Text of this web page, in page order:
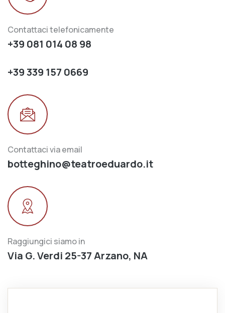
Contattaci telefonicamente
+39 081 014 08 98
+39 339 157 0669
Contattaci via email
botteghino@teatroeduardo.it
Raggiungici siamo in
Via G. Verdi 25-37 Arzano, NA